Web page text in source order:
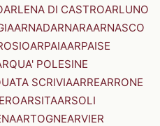
ARLENA DI CASTROARLUNO
ARNADARNARAARNASCO
ARPAIAARPAISE
POLESINE
SCRIVIAARREARRONE
ARSITAARSOLI
ARTOGNEARVIER